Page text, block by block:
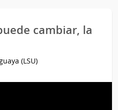
cambiar, la
(LSU)